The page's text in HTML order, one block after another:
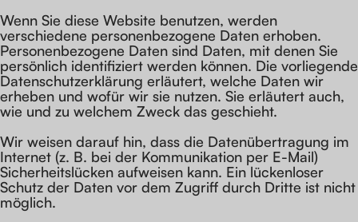
Wenn Sie diese Website benutzen, werden
verschiedene personenbezogene Daten erhoben.
Personenbezogene Daten sind Daten, mit denen Sie
persönlich identifiziert werden können. Die vorliegende
Datenschutzerklärung erläutert, welche Daten wir
erheben und wofür wir sie nutzen. Sie erläutert auch,
wie und zu welchem Zweck das geschieht.
Wir weisen darauf hin, dass die Datenübertragung im
Internet (z. B. bei der Kommunikation per E-Mail)
Sicherheitslücken aufweisen kann. Ein lückenloser
Schutz der Daten vor dem Zugriff durch Dritte ist nicht
möglich.